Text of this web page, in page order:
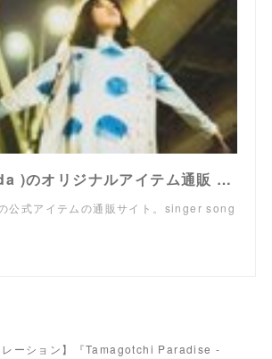
AATA ( ge4da )のオリジナルアイテム通販 ∞ SUZURI（スズリ）
公式アイテムの通販サイト。singer song
レーション】『Tamagotchi Paradise -